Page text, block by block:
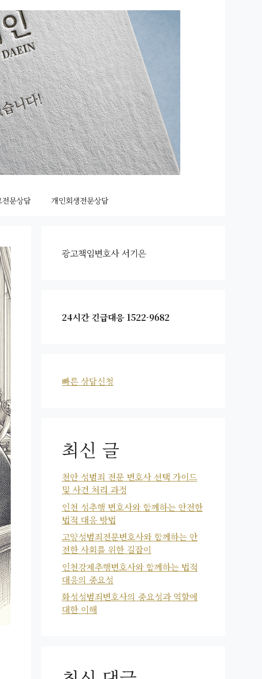
문상담 개인회생전문상담
광고책임변호사 서기은
24시간 긴급대응 1522-9682
빠른 상담신청
최신 글
천안 성범죄 전문 변호사 선택 가이드
및 사건 처리 과정
인천 성추행 변호사와 함께하는 안전한
법적 대응 방법
고양성범죄전문변호사와 함께하는 안
전한 사회를 위한 길잡이
인천강제추행변호사와 함께하는 법적
대응의 중요성
화성성범죄변호사의 중요성과 역할에
대한 이해